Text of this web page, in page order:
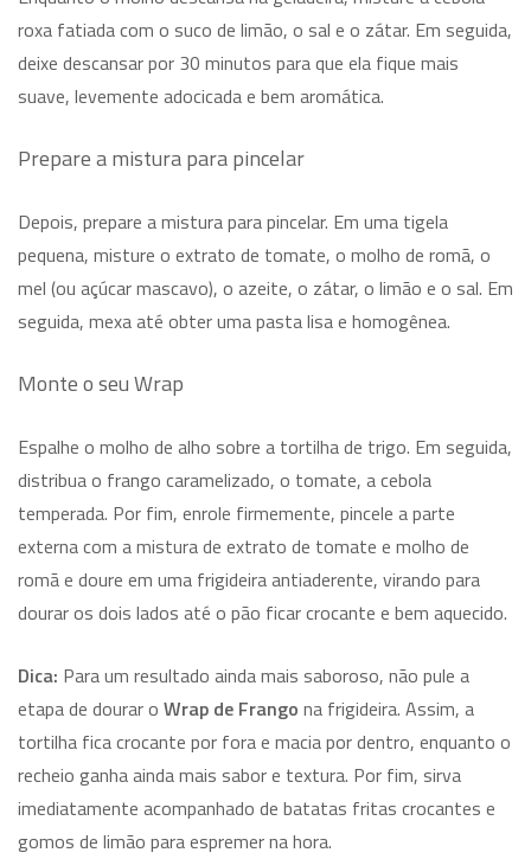
roxa fatiada com o suco de limão, o sal e o zátar. Em seguida,
deixe descansar por 30 minutos para que ela fique mais
suave, levemente adocicada e bem aromática.
Prepare a mistura para pincelar
Depois, prepare a mistura para pincelar. Em uma tigela
pequena, misture o extrato de tomate, o molho de romã, o
mel (ou açúcar mascavo), o azeite, o zátar, o limão e o sal. Em
seguida, mexa até obter uma pasta lisa e homogênea.
Monte o seu Wrap
Espalhe o molho de alho sobre a tortilha de trigo. Em seguida,
distribua o frango caramelizado, o tomate, a cebola
temperada. Por fim, enrole firmemente, pincele a parte
externa com a mistura de extrato de tomate e molho de
romã e doure em uma frigideira antiaderente, virando para
dourar os dois lados até o pão ficar crocante e bem aquecido.
Dica: Para um resultado ainda mais saboroso, não pule a
etapa de dourar o Wrap de Frango na frigideira. Assim, a
tortilha fica crocante por fora e macia por dentro, enquanto o
recheio ganha ainda mais sabor e textura. Por fim, sirva
imediatamente acompanhado de batatas fritas crocantes e
gomos de limão para espremer na hora.